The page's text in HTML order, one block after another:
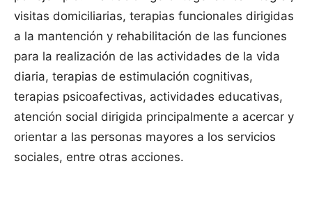
visitas domiciliarias, terapias funcionales dirigidas
a la mantención y rehabilitación de las funciones
para la realización de las actividades de la vida
diaria, terapias de estimulación cognitivas,
terapias psicoafectivas, actividades educativas,
atención social dirigida principalmente a acercar y
orientar a las personas mayores a los servicios
sociales, entre otras acciones.